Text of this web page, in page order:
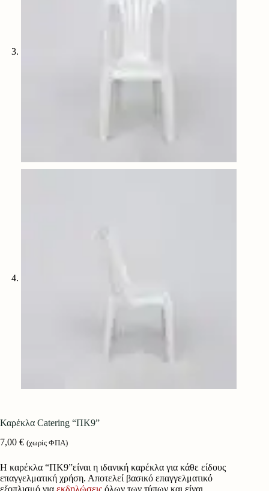
Καρέκλα Catering “ΠΚ9”
7,00 € (χωρίς ΦΠΑ)
H καρέκλα “ΠΚ9”είναι η ιδανική καρέκλα για κάθε είδους
επαγγελματική χρήση. Αποτελεί βασικό επαγγελματικό